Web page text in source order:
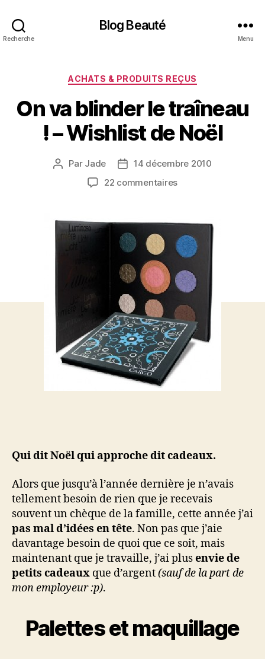
Recherche
Blog Beauté
Menu
Catégories
ACHATS & PRODUITS REÇUS
On va blinder le traîneau
! – Wishlist de Noël
Auteur
Par Jade
Date14 décembre 2010
22 commentairessur
blinder
le
traîneau
–
Wishlist
Noël
Qui dit Noël qui approche dit cadeaux.
Alors que jusqu’à l’année dernière je n’avais
tellement besoin de rien que je recevais
souvent un chèque de la famille, cette année j’ai
pas mal d’idées en tête. Non pas que j’aie
davantage besoin de quoi que ce soit, mais
maintenant que je travaille, j’ai plusenvie de
petits cadeaux que d’argent(sauf de la part de
mon employeur :p).
Palettes et maquillage